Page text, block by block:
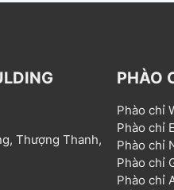
Thượng Thanh,
PHÀO
Phào chỉ
Phào chỉ
Phào chỉ
Phào chỉ
Phào chỉ